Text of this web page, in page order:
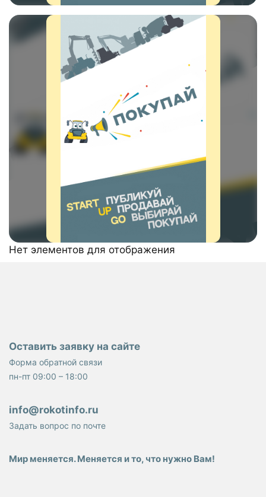
Нет элементов для отображения
Оставить заявку на сайте
Форма обратной связи
пн-пт 09:00 – 18:00
info@rokotinfo.ru
Задать вопрос по почте
Мир меняется. Меняется и то, что нужно Вам!